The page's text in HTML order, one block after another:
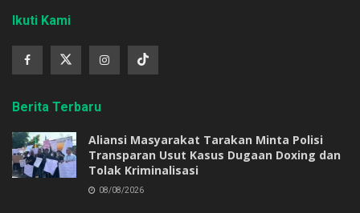
Ikuti Kami
Berita Terbaru
Aliansi Masyarakat Tarakan Minta Polisi
Transparan Usut Kasus Dugaan Doxing dan
Tolak Kriminalisasi
08/08/2026